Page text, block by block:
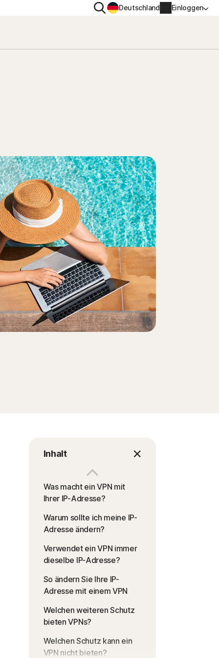
SuchenDeutschland Einloggen
Auftragsverlauf
Produktschlüssel eingeben
Inhalt
Was macht ein VPN mit
Ihrer IP-Adresse?
Warum sollte ich meine IP-
Adresse ändern?
Verwendet ein VPN immer
dieselbe IP-Adresse?
So ändern Sie Ihre IP-
Adresse mit einem VPN
Welchen weiteren Schutz
bieten VPNs?
Welchen Schutz kann ein
VPN nicht bieten?